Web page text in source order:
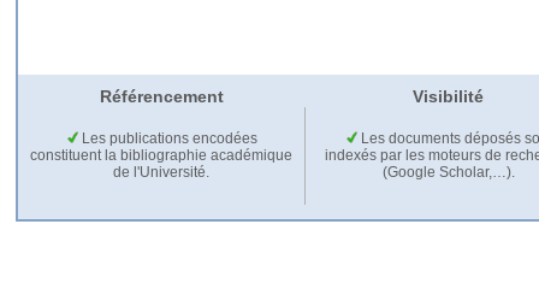
Référencement Visibilité
Les publications encodées
constituent la bibliographie académique
de l'Université.
Les documents déposés
indexés par les moteurs de
(Google Scholar,…).